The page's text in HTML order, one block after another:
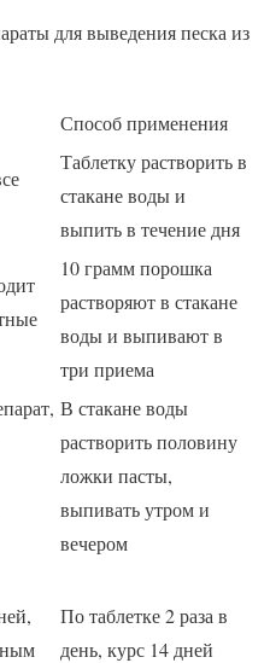
для выведения песка из
Способ применения
Таблетку растворить в
стакане воды и
выпить в течение дня
10 грамм порошка
растворяют в стакане
воды и выпивают в
три приема
В стакане воды
растворить половину
ложки пасты,
выпивать утром и
вечером
По таблетке 2 раза в
день, курс 14 дней